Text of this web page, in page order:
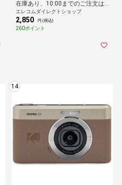
イク対応 CTIA 4極 USB-C to 3.5mm
iPhone/iPad/Pixel対応 ブラック
エレコムダイレクトショップ
2,850 円 (税込)
260ポイント
14